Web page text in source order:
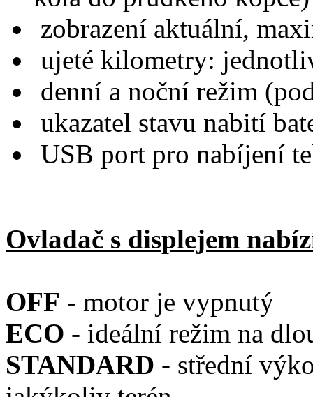
zobrazení aktuální,
ujeté kilometry:
denní a noční režim
ukazatel stavu nabití
USB port pro nabíjení
Ovladač s displejem
OFF - motor je vypnutý
ECO - ideální režim na
STANDARD - střední